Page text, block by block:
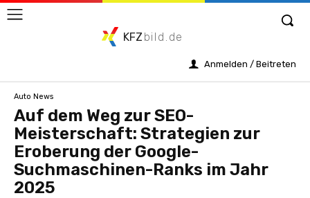
KFZ bild.de
Anmelden / Beitreten
Auto News
Auf dem Weg zur SEO-
Meisterschaft: Strategien zur
Eroberung der Google-
Suchmaschinen-Ranks im Jahr
2025